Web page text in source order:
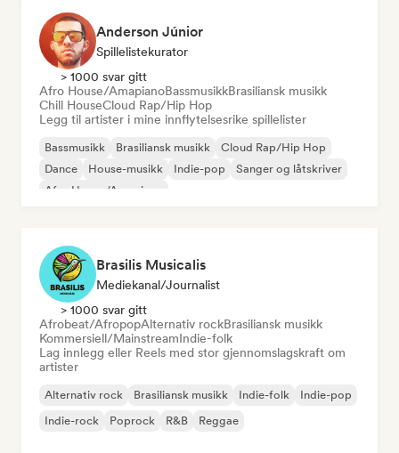
Anderson Júnior
Spillelistekurator
> 1000 svar gitt
Afro House/AmapianoBassmusikkBrasiliansk musikk
Chill HouseCloud Rap/Hip Hop
Legg til artister i mine innflytelsesrike spillelister
Bassmusikk Brasiliansk musikk
Cloud Rap/Hip Hop
Dance
House-musikk Indie-pop
Sanger og låtskriver
Afro House/Amapiano
Brasilis Musicalis
Mediekanal/journalist
> 1000 svar gitt
Afrobeat/AfropopAlternativ rockBrasiliansk musikk
Kommersiell/MainstreamIndie-folk
Lag innlegg eller Reels med stor gjennomslagskraft om
artister
Alternativ rock Brasiliansk musikk Indie-folk
Indie-pop
Indie-rock
Poprock R&B Reggae